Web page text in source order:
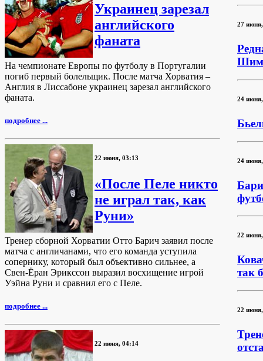
Украинец зарезал
английского
фаната
На чемпионате Европы по футболу в Португалии
погиб первый болельщик. После матча Хорватия –
Англия в Лиссабоне украинец зарезал английского
фаната.
подробнее ...
22 июня, 03:13
«После Пеле никто
не играл так, как
Руни»
Тренер сборной Хорватии Отто Барич заявил после
матча с англичанами, что его команда уступила
сопернику, который был объективно сильнее, а
Свен-Ёран Эрикссон выразил восхищение игрой
Уэйна Руни и сравнил его с Пеле.
подробнее ...
22 июня, 04:14
27
24
24
22
так
22